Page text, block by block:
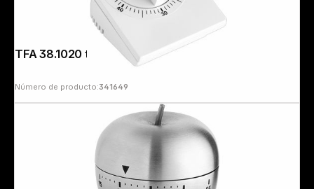
TFA 38.1020 temporizador cocina
Número de producto:341649